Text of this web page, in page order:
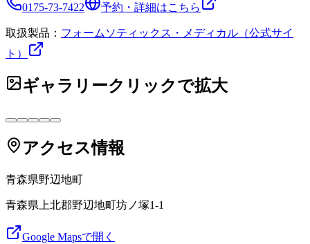
0175-73-7422 予約・詳細はこちら
取扱製品： フォームソティックス・メディカル（公式サイ
ト）
ギャラリークリックで拡大
アクセス情報
青森県野辺地町
青森県上北郡野辺地町坊ノ塚1-1
Google Mapsで開く